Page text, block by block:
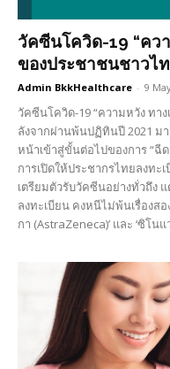
วัคซีนโควิด-19 “คว
ของประชาชนชาวไท
Admin BkkHealthcare - 9
วัคซีนโควิด-19 “ความหวัง ทา
ลังจากผ่านพ้นปฏิทินปี 2021 ม
หน้าเข้าสู่ขั้นต่อไปของการ “ฉี
การเปิดให้ประชากรไทยลงท
เตรียมตัวรับวัคซีนอย่างทั่วถึง
ลงทะเบียน คงหนีไม่พ้นเรื่องสอ
กา (AstraZeneca)’ และ ‘ซิโนแ